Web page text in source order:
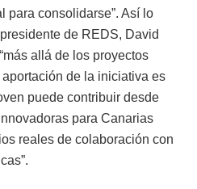
para consolidarse”. Así lo
de REDS, David
allá de los proyectos
de la iniciativa es
puede contribuir desde
para Canarias
reales de colaboración con